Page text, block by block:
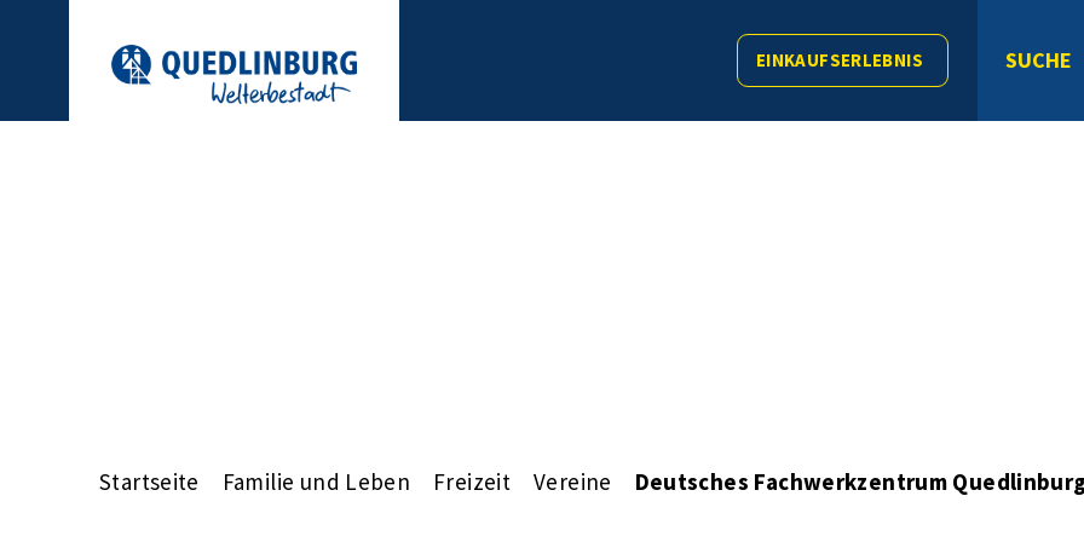
EINKAUFSERLEBNIS SUCHE
Startseite Familie und Leben Freizeit Vereine Deutsches Fachwerkzentrum